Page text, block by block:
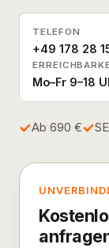
TELEFON
+49 178 28
Mo–Fr 9–18
Ab 690 €